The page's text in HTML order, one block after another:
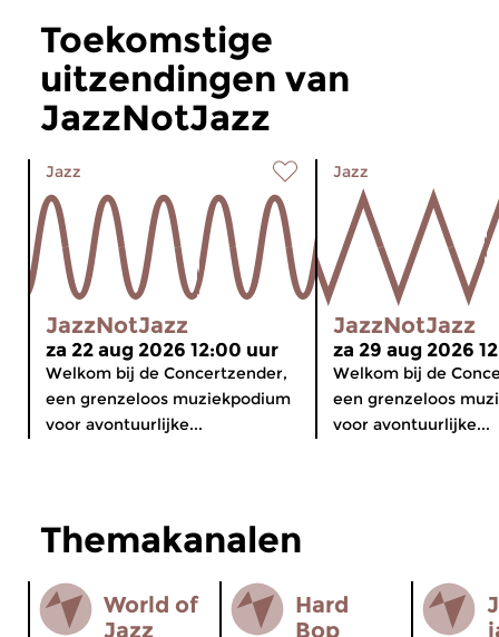
Toekomstige
uitzendingen van
JazzNotJazz
Jazz
JazzNotJazz
za 22 aug 2026 12:00 uur
Welkom bij de Concertzender,
een grenzeloos muziekpodium
voor avontuurlijke...
Jazz
JazzNotJazz
za 29 aug 2026
Welkom bij de
een grenzeloos
voor avontuurlijke...
Themakanalen
World of
Jazz
Hard
Bop